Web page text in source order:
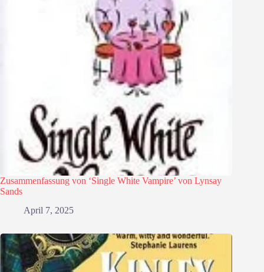
Zusammenfassung von ‘Single White Vampire’ von Lynsay
Sands
April 7, 2025